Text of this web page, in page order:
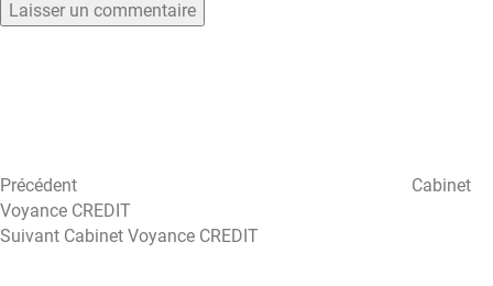
Précédent
Cabinet
Voyance CREDIT
Article
Suivant Cabinet Voyance CREDIT